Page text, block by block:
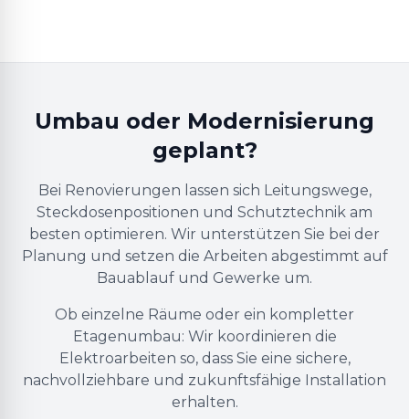
Umbau oder Modernisierung
geplant?
Bei Renovierungen lassen sich Leitungswege,
Steckdosenpositionen und Schutztechnik am
besten optimieren. Wir unterstützen Sie bei der
Planung und setzen die Arbeiten abgestimmt auf
Bauablauf und Gewerke um.
Ob einzelne Räume oder ein kompletter
Etagenumbau: Wir koordinieren die
Elektroarbeiten so, dass Sie eine sichere,
nachvollziehbare und zukunftsfähige Installation
erhalten.